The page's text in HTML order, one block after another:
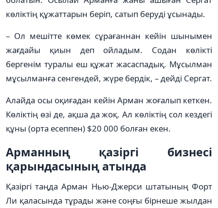
көліктің құжаттарын беріп, сатып беруді ұсынады.
– Ол мешітте көмек сұрағаннан кейін шынымен
жағдайы қиын деп ойладым. Содан көлікті
бергенім туралы еш құжат жасаспадық. Мұсылман
мұсылманға сенгендей, жүре бердік, – дейді Сергат.
Алайда осы оқиғадан кейін Арман жоғалып кеткен.
Көліктің өзі де, ақша да жоқ. Ал көліктің сол кездегі
құны (орта есеппен) $20 000 болған екен.
Арманның қазіргі бизнесі
қарындасының атында
Қазіргі таңда Арман Нью-Джерси штатының Форт
Ли қаласында тұрады және соңғы бірнеше жылдан